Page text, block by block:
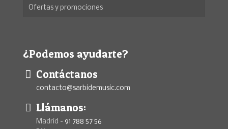
Ofertas y promociones
¿Podemos ayudarte?
Contáctanos
contacto@sarbidemusic.com
Llámanos:
Madrid - 91 788 57 56